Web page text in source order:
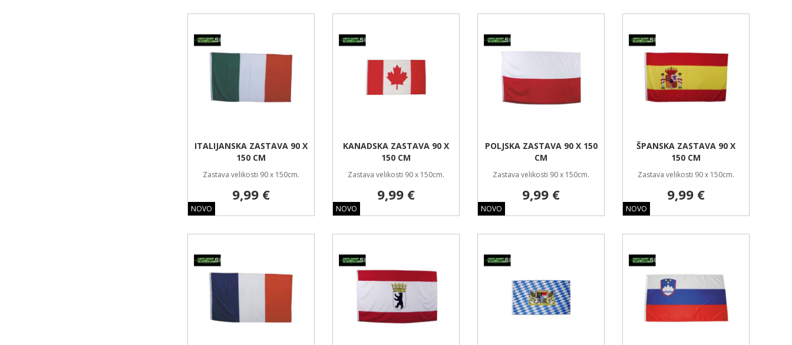
NOVO
ITALIJANSKA ZASTAVA 90 X
150 CM
Zastava velikosti 90 x 150cm.
9,99 €
NOVO
KANADSKA ZASTAVA 90 X
150 CM
Zastava velikosti 90 x 150cm.
9,99 €
NOVO
POLJSKA ZASTAVA 90 X 150
CM
Zastava velikosti 90 x 150cm.
9,99 €
NOVO
ŠPANSKA ZASTAVA 90 X
150 CM
Zastava velikosti 90 x 150cm.
9,99 €